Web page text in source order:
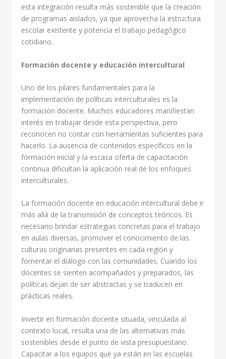
esta integración resulta más sostenible que la creación
de programas aislados, ya que aprovecha la estructura
escolar existente y potencia el trabajo pedagógico
cotidiano.
Formación docente y educación intercultural
Uno de los pilares fundamentales para la
implementación de políticas interculturales es la
formación docente. Muchos educadores manifiestan
interés en trabajar desde esta perspectiva, pero
reconocen no contar con herramientas suficientes para
hacerlo. La ausencia de contenidos específicos en la
formación inicial y la escasa oferta de capacitación
continua dificultan la aplicación real de los enfoques
interculturales.
La formación docente en educación intercultural debe ir
más allá de la transmisión de conceptos teóricos. Es
necesario brindar estrategias concretas para el trabajo
en aulas diversas, promover el conocimiento de las
culturas originarias presentes en cada región y
fomentar el diálogo con las comunidades. Cuando los
docentes se sienten acompañados y preparados, las
políticas dejan de ser abstractas y se traducen en
prácticas reales.
Invertir en formación docente situada, vinculada al
contexto local, resulta una de las alternativas más
sostenibles desde el punto de vista presupuestario.
Capacitar a los equipos que ya están en las escuelas